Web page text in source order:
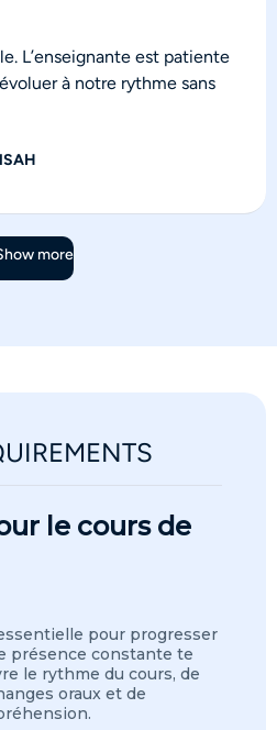
L’enseignante est patiente
à notre rythme sans
more
le cours de
pour progresser
présence constante te
le rythme du cours, de
oraux et de